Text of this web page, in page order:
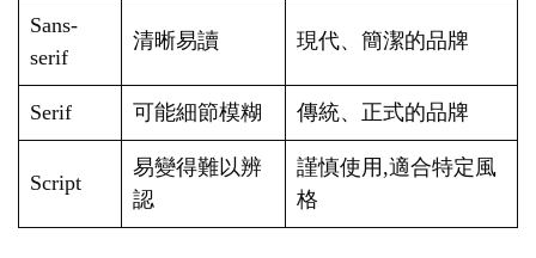
Sans-
serif
清晰易讀 現代、簡潔的品牌
Serif 可能細節模糊 傳統、正式的品牌
Script
易變得難以辨
認
謹慎使用,適合特定風
格